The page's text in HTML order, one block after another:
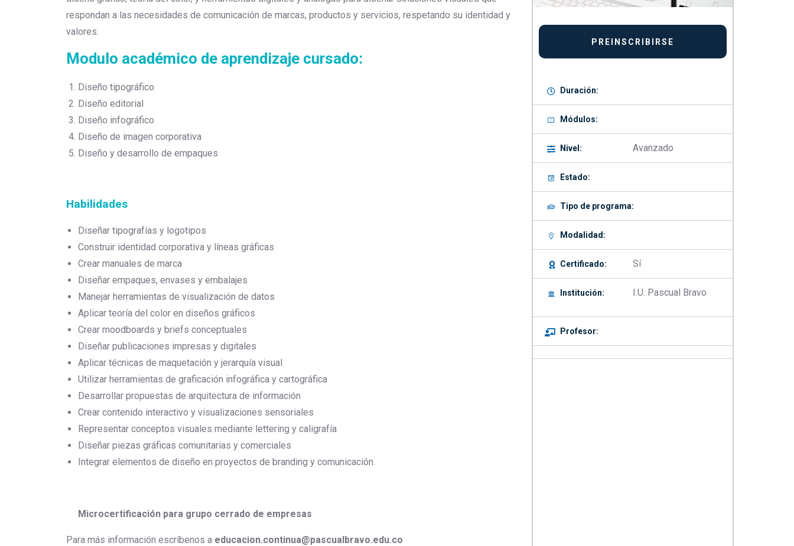
respondan a las necesidades de comunicación de marcas, productos y servicios, respetando su identidad y
valores.
Modulo académico de aprendizaje cursado:
Diseño tipográfico
Diseño editorial
Diseño infográfico
Diseño de imagen corporativa
Diseño y desarrollo de empaques
Habilidades
Diseñar tipografías y logotipos
Construir identidad corporativa y líneas gráficas
Crear manuales de marca
Diseñar empaques, envases y embalajes
Manejar herramientas de visualización de datos
Aplicar teoría del color en diseños gráficos
Crear moodboards y briefs conceptuales
Diseñar publicaciones impresas y digitales
Aplicar técnicas de maquetación y jerarquía visual
Utilizar herramientas de graficación infográfica y cartográfica
Desarrollar propuestas de arquitectura de información
Crear contenido interactivo y visualizaciones sensoriales
Representar conceptos visuales mediante lettering y caligrafía
Diseñar piezas gráficas comunitarias y comerciales
Integrar elementos de diseño en proyectos de branding y comunicación.
Microcertificación para grupo cerrado de empresas
Para más información escríbenos a educacion.continua@pascualbravo.edu.co
Duración:
Módulos:
Nivel: Avanzado
Estado:
Tipo de programa:
Modalidad:
Certificado: Sí
Institución: I.U. Pascual Bravo
Profesor: